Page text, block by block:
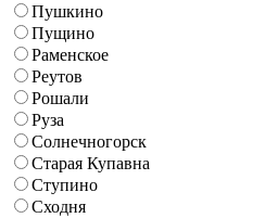
Пушкино
Пущино
Раменское
Реутов
Рошали
Руза
Солнечногорск
Старая Купавна
Ступино
Сходня